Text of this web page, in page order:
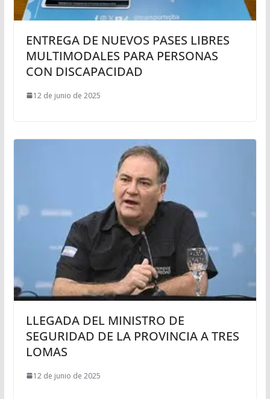
ENTREGA DE NUEVOS PASES LIBRES
MULTIMODALES PARA PERSONAS
CON DISCAPACIDAD
12 de junio de 2025
LLEGADA DEL MINISTRO DE
SEGURIDAD DE LA PROVINCIA A TRES
LOMAS
12 de junio de 2025